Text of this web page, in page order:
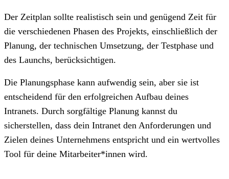
Der Zeitplan sollte realistisch sein und genügend Zeit für
die verschiedenen Phasen des Projekts, einschließlich der
Planung, der technischen Umsetzung, der Testphase und
des Launchs, berücksichtigen.
Die Planungsphase kann aufwendig sein, aber sie ist
entscheidend für den erfolgreichen Aufbau deines
Intranets. Durch sorgfältige Planung kannst du
sicherstellen, dass dein Intranet den Anforderungen und
Zielen deines Unternehmens entspricht und ein wertvolles
Tool für deine Mitarbeiter*innen wird.